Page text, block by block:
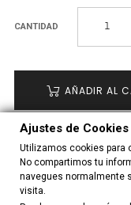
CANTIDAD
AÑADIR AL
Referencia:41165HW9
Ajustes de Cookies
Utilizamos cookies para
No compartimos tu
navegues normalmente
visita.